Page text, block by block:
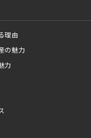
理由
の魅力
力